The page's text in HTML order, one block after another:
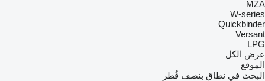
MZA
W-series
Quickbinder
Versant
LPG
عرض الكل
الموقع
البحث في نطاق بنصف قُطر